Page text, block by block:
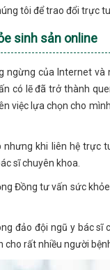
tôi để trao đổi trực
sinh sản online
ngừng của Internet
có lẽ đã trở thành
việc lựa chọn cho
khi liên hệ trực
sĩ chuyên khoa.
Đồng tư vấn sức
đảo đội ngũ y bác
rất nhiều người